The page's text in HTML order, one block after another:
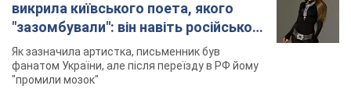
викрила київського поета, якого
"зазомбували": він навіть російської
не знав, а тепер хоче геноциду
українців
Як зазначила артистка, письменник був
фанатом України, але після переїзду в РФ йому
"промили мозок"